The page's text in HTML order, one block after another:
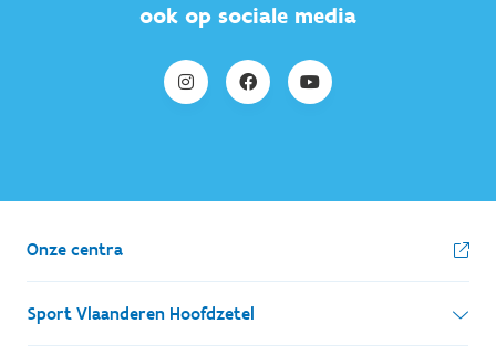
ook op sociale media
Onze centra
Sport Vlaanderen Hoofdzetel